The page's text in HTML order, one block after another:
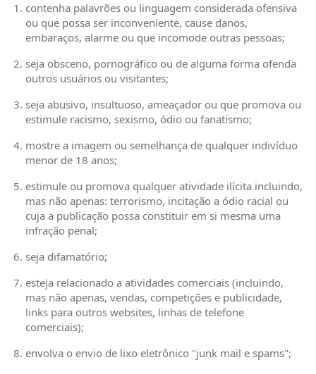
contenha palavrões ou linguagem considerada ofensiva
ou que possa ser inconveniente, cause danos,
embaraços, alarme ou que incomode outras pessoas;
seja obsceno, pornográfico ou de alguma forma ofenda
outros usuários ou visitantes;
seja abusivo, insultuoso, ameaçador ou que promova ou
estimule racismo, sexismo, ódio ou fanatismo;
mostre a imagem ou semelhança de qualquer indivíduo
menor de 18 anos;
estimule ou promova qualquer atividade ilícita incluindo,
mas não apenas: terrorismo, incitação a ódio racial ou
cuja a publicação possa constituir em si mesma uma
infração penal;
seja difamatório;
esteja relacionado a atividades comerciais (incluindo,
mas não apenas, vendas, competições e publicidade,
links para outros websites, linhas de telefone
comerciais);
envolva o envio de lixo eletrônico "junk mail e spams";